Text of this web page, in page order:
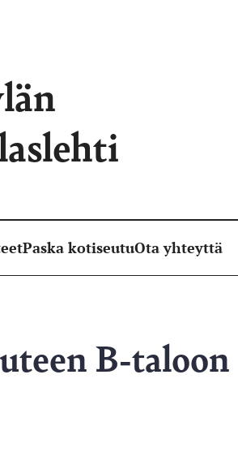
Paska kotiseutuOta yhteyttä
B-taloon